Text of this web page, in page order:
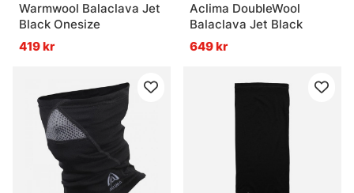
Warmwool Balaclava Jet
Black Onesize
419 kr
Aclima DoubleWool
Balaclava Jet Black
649 kr